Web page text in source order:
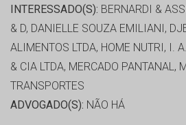
INTERESSADO(S): BERNARDI &
& D, DANIELLE SOUZA EMILIANI,
ALIMENTOS LTDA, HOME NUTRI, I.
& CIA LTDA, MERCADO PANTANAL,
TRANSPORTES
ADVOGADO(S): NÃO HÁ